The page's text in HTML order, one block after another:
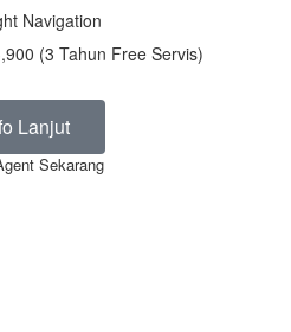
Navigation
(3 Tahun Free Servis)
Lanjut
Sekarang